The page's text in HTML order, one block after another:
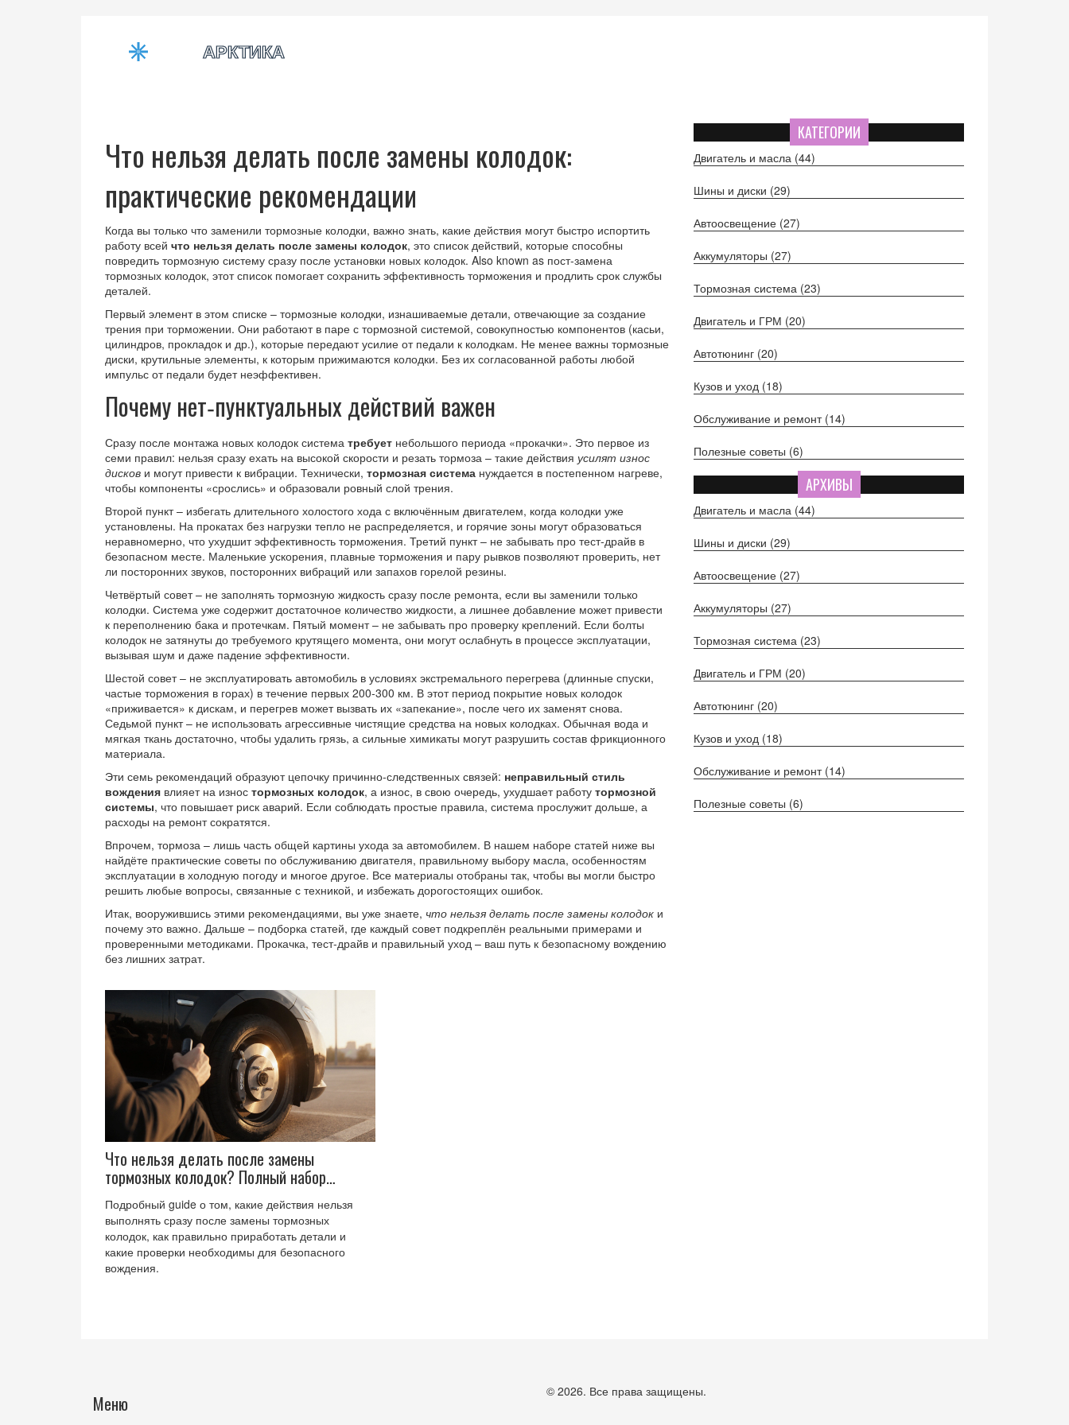
Что нельзя делать после замены колодок:
практические рекомендации
Когда вы только что заменили тормозные колодки, важно знать, какие действия могут быстро испортить
работу всей что нельзя делать после замены колодок, это список действий, которые способны
повредить тормозную систему сразу после установки новых колодок. Also known as пост‑замена
тормозных колодок, этот список помогает сохранить эффективность торможения и продлить срок службы
деталей.
Первый элемент в этом списке – тормозные колодки, изнашиваемые детали, отвечающие за создание
трения при торможении. Они работают в паре с тормозной системой, совокупностью компонентов (касьи,
цилиндров, прокладок и др.), которые передают усилие от педали к колодкам. Не менее важны тормозные
диски, крутильные элементы, к которым прижимаются колодки. Без их согласованной работы любой
импульс от педали будет неэффективен.
Почему нет‑пунктуальных действий важен
Сразу после монтажа новых колодок система требует небольшого периода «прокачки». Это первое из
семи правил: нельзя сразу ехать на высокой скорости и резать тормоза – такие действия усилят износ
дисков и могут привести к вибрации. Технически, тормозная система нуждается в постепенном нагреве,
чтобы компоненты «срослись» и образовали ровный слой трения.
Второй пункт – избегать длительного холостого хода с включённым двигателем, когда колодки уже
установлены. На прокатах без нагрузки тепло не распределяется, и горячие зоны могут образоваться
неравномерно, что ухудшит эффективность торможения. Третий пункт – не забывать про тест‑драйв в
безопасном месте. Маленькие ускорения, плавные торможения и пару рывков позволяют проверить, нет
ли посторонних звуков, посторонних вибраций или запахов горелой резины.
Четвёртый совет – не заполнять тормозную жидкость сразу после ремонта, если вы заменили только
колодки. Система уже содержит достаточное количество жидкости, а лишнее добавление может привести
к переполнению бака и протечкам. Пятый момент – не забывать про проверку креплений. Если болты
колодок не затянуты до требуемого крутящего момента, они могут ослабнуть в процессе эксплуатации,
вызывая шум и даже падение эффективности.
Шестой совет – не эксплуатировать автомобиль в условиях экстремального перегрева (длинные спуски,
частые торможения в горах) в течение первых 200‑300 км. В этот период покрытие новых колодок
«приживается» к дискам, и перегрев может вызвать их «запекание», после чего их заменят снова.
Седьмой пункт – не использовать агрессивные чистящие средства на новых колодках. Обычная вода и
мягкая ткань достаточно, чтобы удалить грязь, а сильные химикаты могут разрушить состав фрикционного
материала.
Эти семь рекомендаций образуют цепочку причинно‑следственных связей: неправильный стиль
вождения влияет на износ тормозных колодок, а износ, в свою очередь, ухудшает работу тормозной
системы, что повышает риск аварий. Если соблюдать простые правила, система прослужит дольше, а
расходы на ремонт сократятся.
Впрочем, тормоза – лишь часть общей картины ухода за автомобилем. В нашем наборе статей ниже вы
найдёте практические советы по обслуживанию двигателя, правильному выбору масла, особенностям
эксплуатации в холодную погоду и многое другое. Все материалы отобраны так, чтобы вы могли быстро
решить любые вопросы, связанные с техникой, и избежать дорогостоящих ошибок.
Итак, вооружившись этими рекомендациями, вы уже знаете, что нельзя делать после замены колодок и
почему это важно. Дальше – подборка статей, где каждый совет подкреплён реальными примерами и
проверенными методиками. Прокачка, тест‑драйв и правильный уход – ваш путь к безопасному вождению
без лишних затрат.
Что нельзя делать после замены
тормозных колодок? Полный набор
рекомендаций
Подробный guide о том, какие действия нельзя
выполнять сразу после замены тормозных
колодок, как правильно приработать детали и
какие проверки необходимы для безопасного
вождения.
КАТЕГОРИИ
Двигатель и масла (44)
Шины и диски (29)
Автоосвещение (27)
Аккумуляторы (27)
Тормозная система (23)
Двигатель и ГРМ (20)
Автотюнинг (20)
Кузов и уход (18)
Обслуживание и ремонт (14)
Полезные советы (6)
АРХИВЫ
Двигатель и масла (44)
Шины и диски (29)
Автоосвещение (27)
Аккумуляторы (27)
Тормозная система (23)
Двигатель и ГРМ (20)
Автотюнинг (20)
Кузов и уход (18)
Обслуживание и ремонт (14)
Полезные советы (6)
Меню
© 2026. Все права защищены.